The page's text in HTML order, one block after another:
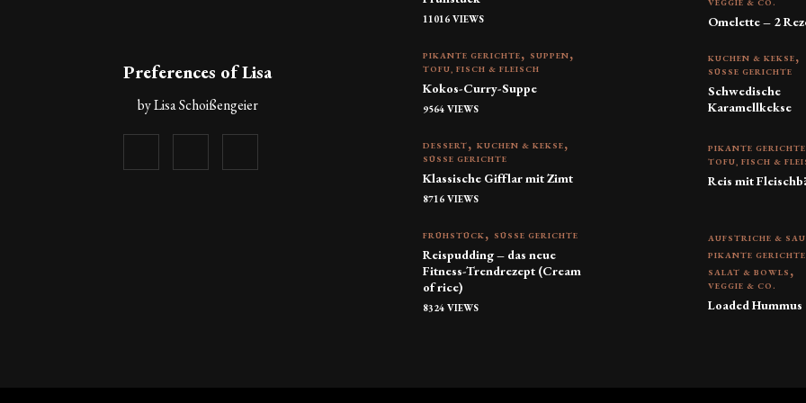
Preferences of Lisa
by Lisa Schoißengeier
11016 VIEWS
PIKANTE GERICHTE
SUPPEN
TOFU, FISCH & FLEISCH
Kokos-Curry-Suppe
9564 VIEWS
DESSERT
KUCHEN & KEKSE
SÜSSE GERICHTE
Klassische Gifflar mit Zimt
8716 VIEWS
FRÜHSTÜCK SÜSSE GERICHTE
Reispudding – das neue
Fitness-Trendrezept (Cream
of rice)
8324 VIEWS
Omelette – 2
KUCHEN & KEKSE
SÜSSE GERICHTE
Schwedische
Karamellkekse
PIKANTE GERICHTE
TOFU, FISCH &
Reis mit
AUFSTRICHE &
PIKANTE GERICHTE
SALAT & BOWLS
VEGGIE & CO.
Loaded Hummus